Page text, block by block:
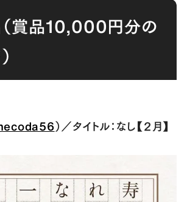
賞品10,000円分の
）／タイトル：なし【２月】